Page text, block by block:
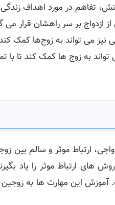
تفاهم در مورد اهداف زندگی
ازدواج بر سر راهشان قرار
نیز می‌ تواند به زوج‌ها کمک
به زوج‌ ها کمک کند تا با
ارتباط موثر و سالم بین
های ارتباط موثر را یاد
این مهارت ها به زوجین کمک